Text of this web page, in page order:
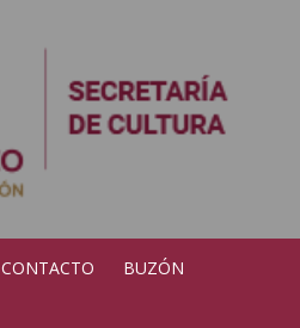
CONTACTO BUZÓN